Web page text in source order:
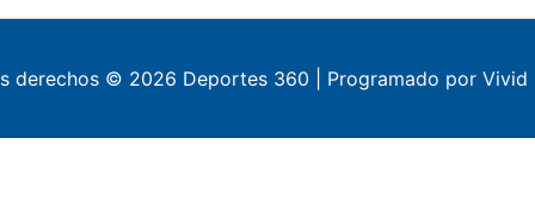
derechos © 2026 Deportes 360 | Programado por Vivid